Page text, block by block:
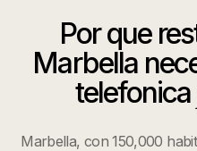
Por que
Marbella
telefonica
Marbella, con 150,000